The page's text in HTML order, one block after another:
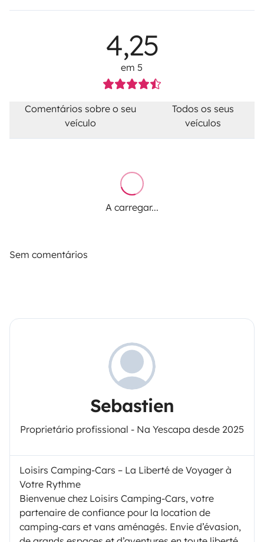
4,25
em 5
Comentários sobre o seu
veículo
Todos os seus
veículos
A carregar...
Sem comentários
Sebastien
Proprietário profissional - Na Yescapa desde 2025
Loisirs Camping-Cars – La Liberté de Voyager à
Votre Rythme
Bienvenue chez Loisirs Camping-Cars, votre
partenaire de confiance pour la location de
camping-cars et vans aménagés. Envie d’évasion,